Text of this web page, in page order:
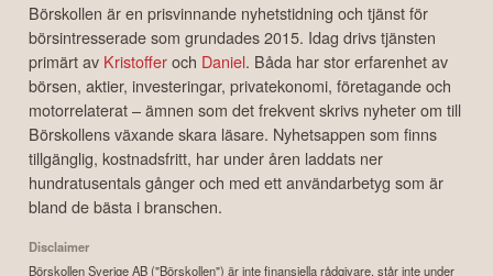
Börskollen är en prisvinnande nyhetstidning och tjänst för
börsintresserade som grundades 2015. Idag drivs tjänsten
primärt av Kristofferoch Daniel. Båda har stor erfarenhet av
börsen, aktier, investeringar, privatekonomi, företagande och
motorrelaterat – ämnen som det frekvent skrivs nyheter om till
Börskollens växande skara läsare. Nyhetsappen som finns
tillgänglig, kostnadsfritt, har under åren laddats ner
hundratusentals gånger och med ett användarbetyg som är
bland de bästa i branschen.
Disclaimer
Börskollen Sverige AB ("Börskollen") är inte finansiella rådgivare, står inte under